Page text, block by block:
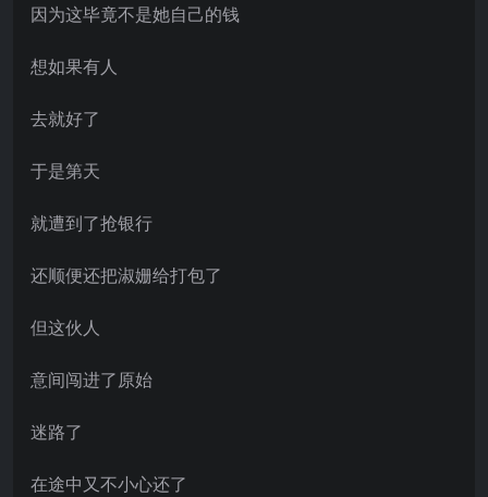
因为这毕竟不是她自己的钱
想如果有人
去就好了
于是第天
就遭到了抢银行
还顺便还把淑姗给打包了
但这伙人
意间闯进了原始
迷路了
在途中又不小心还了